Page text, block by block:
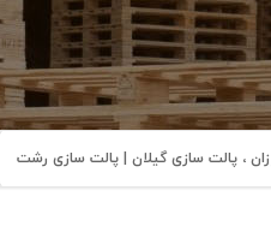
، پالت سازی گیلان | پالت سازی رشت